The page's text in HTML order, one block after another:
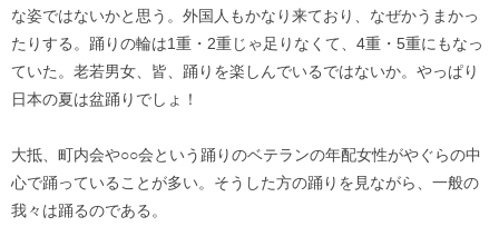
な姿ではないかと思う。外国人もかなり来ており、なぜかうまかっ
たりする。踊りの輪は1重・2重じゃ足りなくて、4重・5重にもなっ
ていた。老若男女、皆、踊りを楽しんでいるではないか。やっぱり
日本の夏は盆踊りでしょ！
大抵、町内会や○○会という踊りのベテランの年配女性がやぐらの中
心で踊っていることが多い。そうした方の踊りを見ながら、一般の
我々は踊るのである。